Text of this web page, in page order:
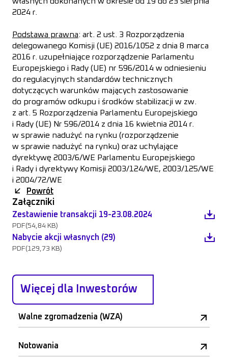
2024 r.
Podstawa prawna: art. 2 ust. 3 Rozporządzenia
delegowanego Komisji (UE) 2016/1052 z dnia 8 marca
2016 r. uzupełniające rozporządzenie Parlamentu
Europejskiego i Rady (UE) nr 596/2014 w odniesieniu
do regulacyjnych standardów technicznych
dotyczących warunków mających zastosowanie
do programów odkupu i środków stabilizacji w zw.
z art. 5 Rozporządzenia Parlamentu Europejskiego
i Rady (UE) Nr 596/2014 z dnia 16 kwietnia 2014 r.
w sprawie nadużyć na rynku (rozporządzenie
w sprawie nadużyć na rynku) oraz uchylające
dyrektywę 2003/6/WE Parlamentu Europejskiego
i Rady i dyrektywy Komisji 2003/124/WE, 2003/125/WE
i 2004/72/WE
Powrót
Załączniki
Zestawienie transakcji 19-23.08.2024
PDF(54,84 KB)
Nabycie akcji własnych (29)
PDF(129,73 KB)
Więcej dla Inwestorów
Walne zgromadzenia (WZA)
Notowania